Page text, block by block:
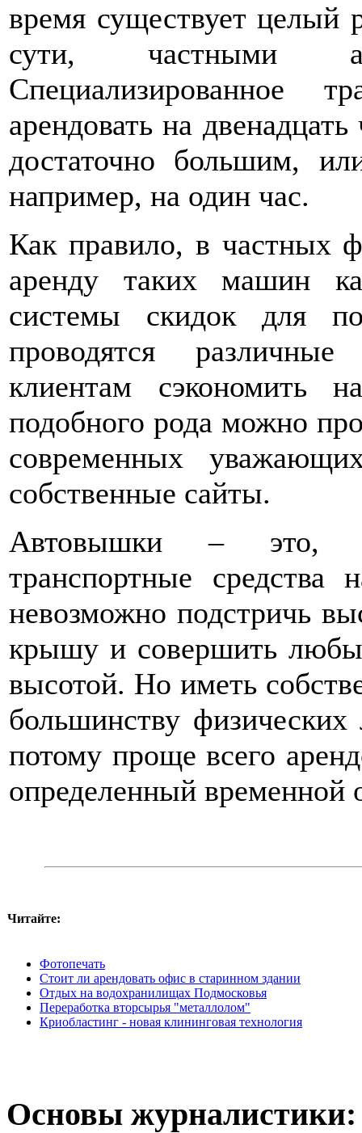
время существует целый
сути, частными
Специализированное
арендовать на
достаточно большим,
например, на один час.
Как правило, в частных
аренду таких машин
системы скидок для
проводятся
клиентам сэкономить
подобного рода можно
современных
собственные сайты.
Автовышки – это,
транспортные
невозможно подстричь
крышу и совершить
высотой. Но иметь
большинству
потому проще всего
определенный временной
Читайте:
Фотопечать
Стоит ли арендовать офис в старинном здании
Отдых на водохранилищах Подмосковья
Переработка вторсырья "металлолом"
Криобластинг - новая клининговая технология
Основы журналистики: